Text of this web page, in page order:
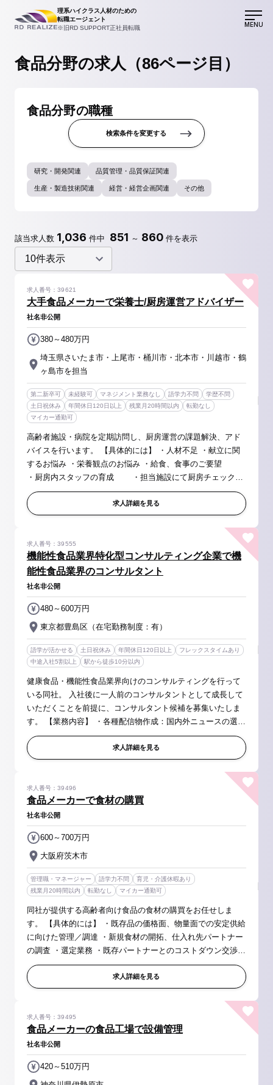
理系ハイクラス人材のための
転職エージェント
※旧RD SUPPORT正社員転職
MENU
食品分野の求人（86ページ目）
食品分野の職種
検索条件を変更する
研究・開発関連 品質管理・品質保証関連
生産・製造技術関連 経営・経営企画関連 その他
該当求人数 1,036 件中 851 ～ 860 件を表示
大手食品メーカーで栄養士/厨房運営アドバイザー
求人番号：39621
社名非公開
埼玉県さいたま市・上尾市・桶川市・北本市・川越市・鶴
ヶ島市を担当
380～480万円
第二新卒可 未経験可 マネジメント業務なし 語学力不問
学歴不問
土日祝休み
年間休日120日以上 残業月20時間以内
転勤なし
マイカー通勤可
高齢者施設・病院を定期訪問し、厨房運営の課題解決、アド
バイスを行います。 【具体的には】 ・人材不足 ・献立に関
するお悩み ・栄養観点のお悩み ・給食、食事のご要望
・厨房内スタッフの育成 ・担当施設にて厨房チェック、
在庫管理、厨房業務 具体的なアドバイスを実施していただ
求人詳細を見る
機能性食品業界特化型コンサルティング企業で機
能性食品業界のコンサルタント
求人番号：39555
社名非公開
東京都豊島区（在宅勤務制度：有）
480～600万円
語学が活かせる 土日祝休み 年間休日120日以上
フレックスタイムあり
中途入社5割以上
駅から徒歩10分以内
健康食品・機能性食品業界向けのコンサルティングを行って
いる同社。 入社後に一人前のコンサルタントとして成長して
いただくことを前提に、コンサルタント候補を募集いたしま
す。 【業務内容】 ・各種配信物作成：国内外ニュースの選
定・要約・和訳や原稿の取り継め等 ・チサーチ業務：国内外
の情報収集・分析他 ...
求人詳細を見る
食品メーカーで食材の購買
求人番号：39496
社名非公開
大阪府茨木市
600～700万円
管理職・マネージャー 語学力不問
育児・介護休暇あり
残業月20時間以内
転勤なし マイカー通勤可
同社が提供する高齢者向け食品の食材の購買をお任せしま
す。 【具体的には】 ・既存品の価格面、物量面での安定供給
に向けた管理／調達 ・新規食材の開拓、仕入れ先パートナー
の調査 ・選定業務 ・既存パートナーとのコストダウン交渉
・支出分析～戦略立案業務 ・サプライヤマネジメント業務
求人詳細を見る
食品メーカーの食品工場で設備管理
求人番号：39495
社名非公開
420～510万円